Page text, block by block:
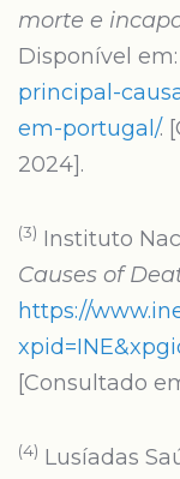
morte e
Disponível em:
principal-
em-portugal/.
2024].
(3) Instituto
Causes of
https://
[Consultado
(4) Lusíadas